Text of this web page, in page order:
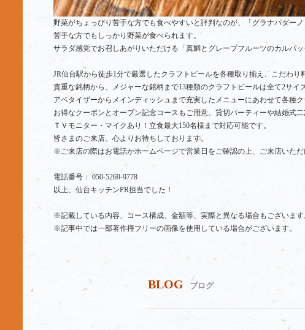
野菜がちょっぴり苦手な方でも食べやすいと評判なのが、「グラナパダー
苦手な方でもしっかり野菜が食べられます。
サラダ感覚でお召しあがりいただける「真鯛とグレープフルーツのカルパ
JR仙台駅から徒歩1分で厳選したクラフトビールを各種取り揃え、こだわり
貴重な銘柄から、メジャーな銘柄まで13種類のクラフトビールは全て2サイ
アペタイザーからメインディッシュまで充実したメニューにあわせて各種
お得なクーポンとオープン記念コースもご用意。貸切パーティーや結婚式二
ＴＶモニター・マイクあり！立食最大150名様まで対応可能です。
皆さまのご来店、心よりお待ちしております。
※ご来店の際はお電話かホームページで営業日をご確認の上、ご来店いただ
電話番号： 050-5269-9778
以上、仙台キッチンPR担当でした！
※記載している内容、コース構成、金額等、実際と異なる場合もございます
※記事中では一部著作権フリーの画像を使用している場合がございます。
BLOG ブログ